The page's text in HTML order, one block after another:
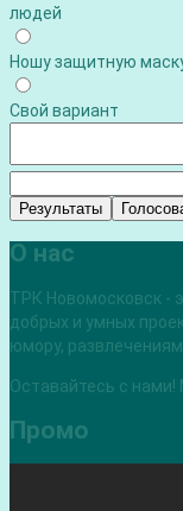
людей
Ношу защитную
Свой вариант
Результаты
О нас
ТРК Новомосковск -
добрых и умных
юмору, развлечениям
Оставайтесь с
Промо